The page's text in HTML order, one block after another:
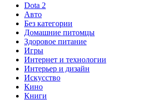
Dota 2
Авто
Без категории
Домашние питомцы
Здоровое питание
Игры
Интернет и технологии
Интерьер и дизайн
Искусство
Кино
Книги